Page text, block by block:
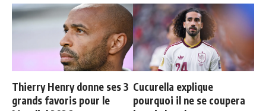
Thierry Henry donne ses 3
grands favoris pour le
Cucurella explique
pourquoi il ne se coupera